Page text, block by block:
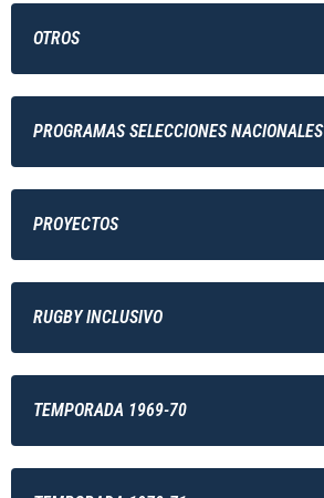
OTROS
PROGRAMAS SELECCIONES NACIONALES
PROYECTOS
RUGBY INCLUSIVO
TEMPORADA 1969-70